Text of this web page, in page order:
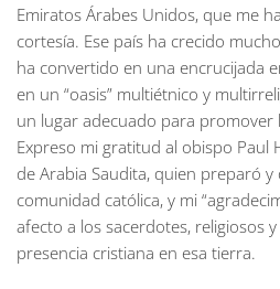
Emiratos Árabes Unidos, que me
cortesía. Ese país ha crecido
ha convertido en una encrucijada
en un “oasis” multiétnico y
un lugar adecuado para
Expreso mi gratitud al obispo Paul
de Arabia Saudita, quien preparó
comunidad católica, y mi
afecto a los sacerdotes, religiosos
presencia cristiana en esa tierra.